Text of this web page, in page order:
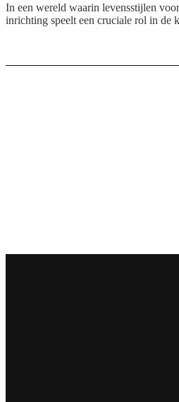
In een wereld waarin levensstijlen
inrichting speelt een cruciale rol in de